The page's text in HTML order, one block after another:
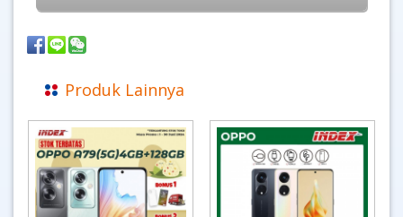
Produk Lainnya